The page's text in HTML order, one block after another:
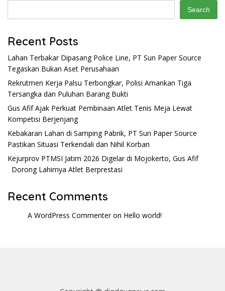
Search
Recent Posts
Lahan Terbakar Dipasang Police Line, PT Sun Paper Source
Tegaskan Bukan Aset Perusahaan
Rekrutmen Kerja Palsu Terbongkar, Polisi Amankan Tiga
Tersangka dan Puluhan Barang Bukti
Gus Afif Ajak Perkuat Pembinaan Atlet Tenis Meja Lewat
Kompetisi Berjenjang
Kebakaran Lahan di Samping Pabrik, PT Sun Paper Source
Pastikan Situasi Terkendali dan Nihil Korban
Kejurprov PTMSI Jatim 2026 Digelar di Mojokerto, Gus Afif
Dorong Lahirnya Atlet Berprestasi
Recent Comments
A WordPress Commenteron Hello world!